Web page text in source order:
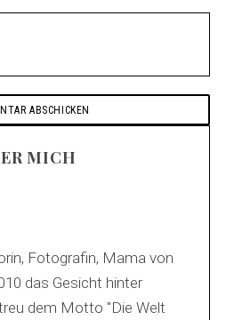
MICH
Fotografin, Mama von
das Gesicht hinter
dem Motto "Die Welt